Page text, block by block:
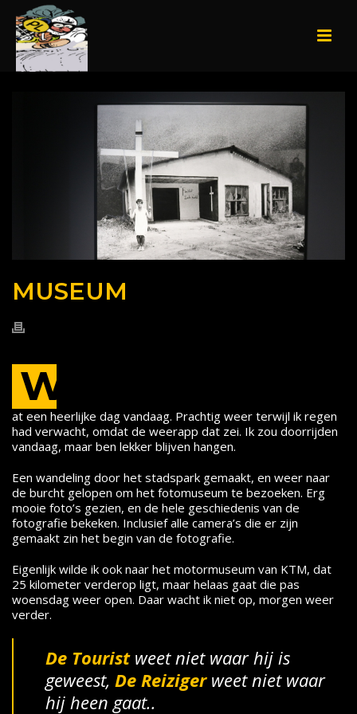
MUSEUM
W
at een heerlijke dag vandaag. Prachtig weer terwijl ik regen
had verwacht, omdat de weerapp dat zei. Ik zou doorrijden
vandaag, maar ben lekker blijven hangen.
Een wandeling door het stadspark gemaakt, en weer naar
de burcht gelopen om het fotomuseum te bezoeken. Erg
mooie foto’s gezien, en de hele geschiedenis van de
fotografie bekeken. Inclusief alle camera’s die er zijn
gemaakt zin het begin van de fotografie.
Eigenlijk wilde ik ook naar het motormuseum van KTM, dat
25 kilometer verderop ligt, maar helaas gaat die pas
woensdag weer open. Daar wacht ik niet op, morgen weer
verder.
De Tourist weet niet waar hij is
geweest, De Reiziger weet niet waar
hij heen gaat..